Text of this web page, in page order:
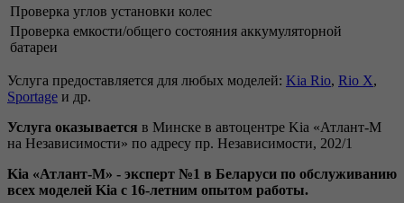
Проверка углов установки колес
Проверка емкости/общего состояния аккумуляторной
батареи
Услуга предоставляется для любых моделей: Kia Rio, Rio X,
Sportage и др.
Услуга оказывается в Минске в автоцентре Kia «Атлант-М
на Независимости» по адресу пр. Независимости, 202/1
Kia «Атлант-М» - эксперт №1 в Беларуси по обслуживанию
всех моделей Kia c 16-летним опытом работы.